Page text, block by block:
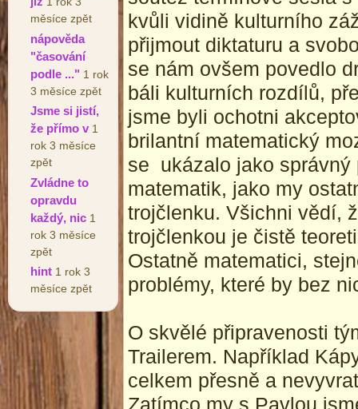
měsíce zpět
nápověda
"časování
podle ..." 1 rok
3 měsíce zpět
Jsme si jistí,
že přímo v 1
rok 3 měsíce
zpět
Zvládne to
opravdu
každý, nic 1
rok 3 měsíce
zpět
hint 1 rok 3
měsíce zpět
kvůli vidině kulturního
přijmout diktaturu a
se nám ovšem povedlo
báli kulturních rozdílů,
jsme byli ochotni
brilantní matematický
se ukázalo jako správný
matematik, jako my
trojčlenku. Všichni vědí,
trojčlenkou je čistě
Ostatně matematici,
problémy, které by bez
O skvělé připravenosti
Trailerem. Například
celkem přesně a
Zatímco my s Pavlou